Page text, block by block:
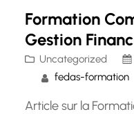
Formation
Gestion
Uncategorized
fedas-formation
Article sur la